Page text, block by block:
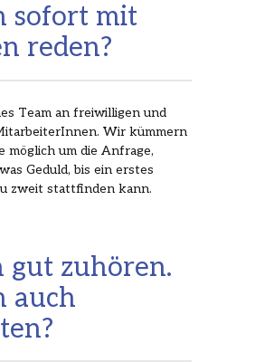
sofort mit
reden?
Team an freiwilligen und
Wir kümmern
möglich um die Anfrage,
Geduld, bis ein erstes
zweit stattfinden kann.
gut zuhören.
auch